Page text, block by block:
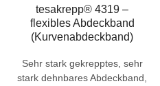
tesakrepp® 4319 –
flexibles Abdeckband
(Kurvenabdeckband)
Sehr stark gekrepptes, sehr
stark dehnbares Abdeckband,